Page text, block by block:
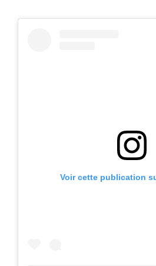
Voir cette publication